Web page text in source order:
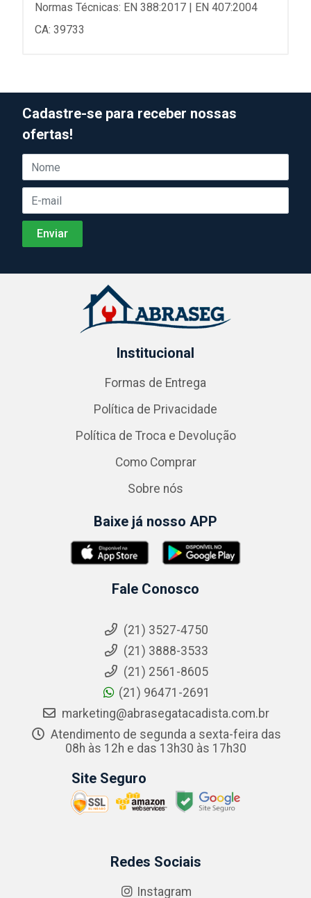
Normas Técnicas: EN 388:2017 | EN 407:2004
CA: 39733
Cadastre-se para receber nossas
ofertas!
Institucional
Formas de Entrega
Política de Privacidade
Política de Troca e Devolução
Como Comprar
Sobre nós
Baixe já nosso APP
Fale Conosco
(21) 3527-4750
(21) 3888-3533
(21) 2561-8605
(21) 96471-2691
marketing@abrasegatacadista.com.br
Atendimento de segunda a sexta-feira das
08h às 12h e das 13h30 às 17h30
Site Seguro
Redes Sociais
Instagram